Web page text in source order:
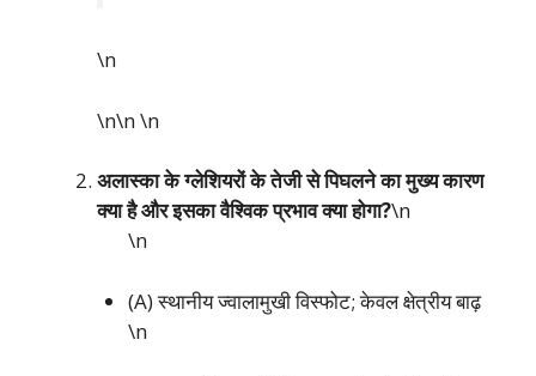
\n
\n\n\n
अलास्का के ग्लेशियरों के तेजी से पिघलने का मुख्य कारण
क्या है और इसका वैश्विक प्रभाव क्या होगा?\n
\n
(A) स्थानीय ज्वालामुखी विस्फोट; केवल क्षेत्रीय बाढ़
\n